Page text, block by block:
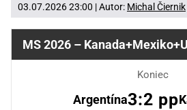
03.07.2026 23:00 | Autor: Michal Čiernik
MS 2026 –
Koniec
Argentína3:2 pp